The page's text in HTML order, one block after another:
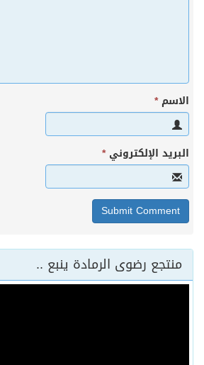
الاسم*
البريد الإلكتروني*
منتجع رضوى الرمادة ينبع ..